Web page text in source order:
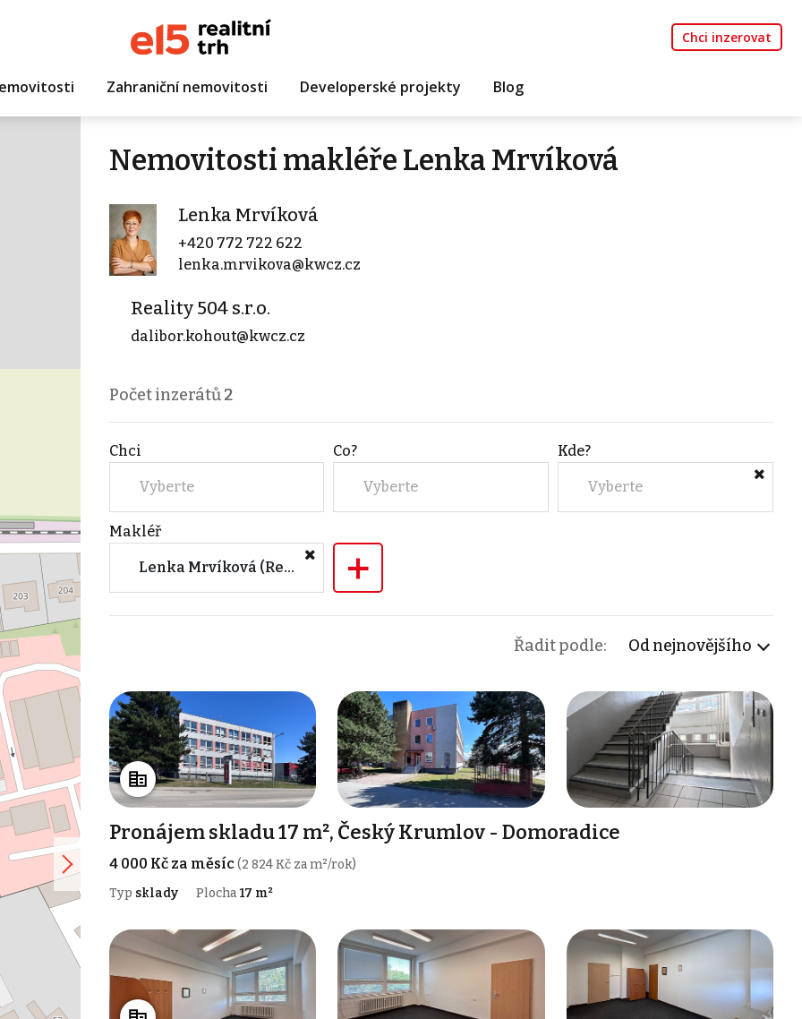
Chci inzerovat
Zahraniční nemovitosti Developerské projekty Blog
Nemovitosti makléře Lenka Mrvíková
Lenka Mrvíková
+420 772 722 622
lenka.mrvikova@kwcz.cz
Reality 504 s.r.o.
dalibor.kohout@kwcz.cz
Počet inzerátů2
Chci
Vyberte
Co?
Vyberte
Kde?
Vyberte
Makléř
Lenka Mrvíková (Reality 504 s.r.o.) +
Řadit podle: Od nejnovějšího
Pronájem skladu 17 m², Český Krumlov - Domoradice
4 000 Kč za měsíc(2 824 Kč za m²/rok)
Typ sklady Plocha17 m²